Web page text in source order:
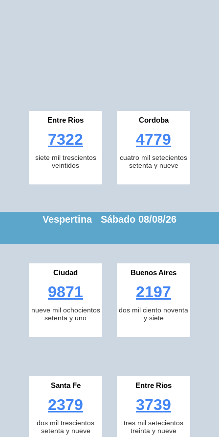
Entre Rios
7322
siete mil trescientos
veintidos
Cordoba
4779
cuatro mil setecientos
setenta y nueve
Vespertina Sábado 08/08/26
Ciudad
9871
nueve mil ochocientos
setenta y uno
Buenos Aires
2197
dos mil ciento noventa
y siete
Santa Fe
2379
dos mil trescientos
setenta y nueve
Entre Rios
3739
tres mil setecientos
treinta y nueve